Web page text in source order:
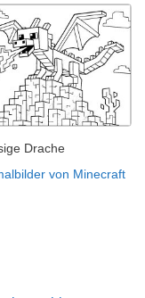
Drache
von Minecraft